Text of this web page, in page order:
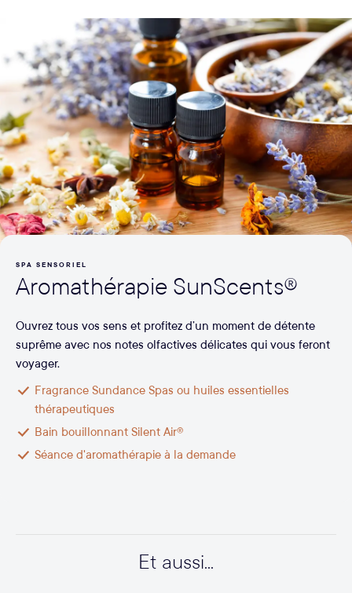
SPA SENSORIEL
Aromathérapie SunScents®
Ouvrez tous vos sens et profitez d’un moment de détente
suprême avec nos notes olfactives délicates qui vous feront
voyager.
Fragrance Sundance Spas ou huiles essentielles
thérapeutiques
Bain bouillonnant Silent Air®
Séance d'aromathérapie à la demande
Et aussi...